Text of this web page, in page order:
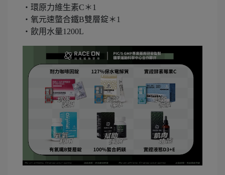
・環原力維生素C＊1
・氧元速螫合鐵B雙層錠＊1
・飲用水量1200L